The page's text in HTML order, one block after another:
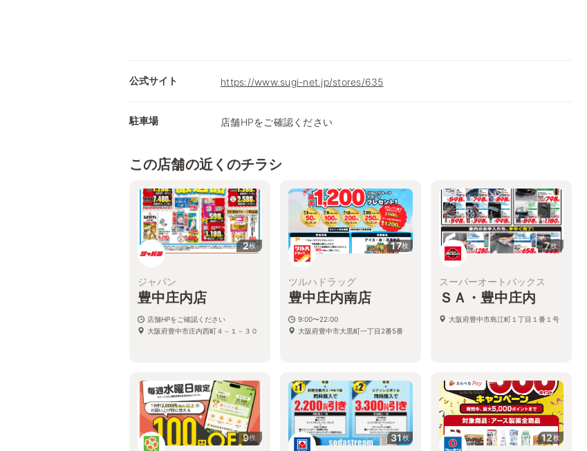
公式サイト https://www.sugi-net.jp/stores/635
駐車場 店舗HPをご確認ください
この店舗の近くのチラシ
2枚
ジャパン
豊中庄内店
店舗HPをご確認ください
大阪府豊中市庄内西町４－１－３０
17枚
ツルハドラッグ
豊中庄内南店
9:00〜22:00
大阪府豊中市大黒町一丁目2番5番
7枚
スーパーオートバックス
ＳＡ・豊中庄内
大阪府豊中市島江町１丁目１番１号
9枚 31枚 12枚